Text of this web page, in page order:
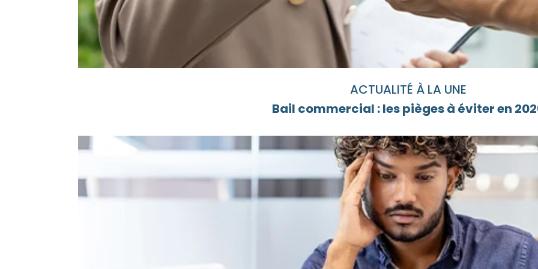
ACTUALITÉ À LA UNE
Bail commercial : les pièges à éviter en